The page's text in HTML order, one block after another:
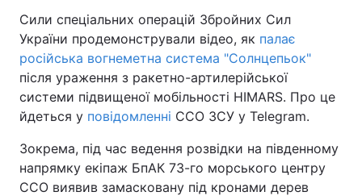
Сили спеціальних операцій Збройних Сил
України продемонстрували відео, як палає
російська вогнеметна система "Солнцепьок"
після ураження з ракетно-артилерійської
системи підвищеної мобільності HIMАRS. Про це
йдеться у повідомленні ССО ЗСУ у Telegram.
Зокрема, під час ведення розвідки на південному
напрямку екіпаж БпАК 73-го морського центру
ССО виявив замасковану під кронами дерев